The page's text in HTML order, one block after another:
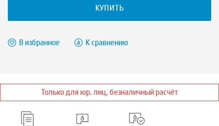
КУПИТЬ
В избранное К сравнению
Только для юр. лиц, безналичный расчёт